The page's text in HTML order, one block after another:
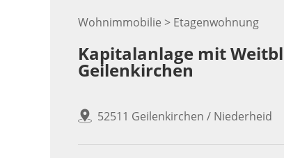
Wohnimmobilie > Etagenwohnung
Kapitalanlage mit
Geilenkirchen
52511 Geilenkirchen / Niederheid